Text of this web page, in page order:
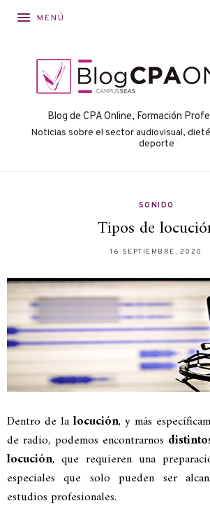
MENÚ
Blog de CPA Online, Formación
Noticias sobre el sector audiovisual,
deporte
SONIDO
Tipos de
16 SEPTIEMBRE, 2020
Dentro de lalocución, y más
de radio, podemos encontrarnos
locución, que requieren una
especiales que solo pueden ser
estudios profesionales.